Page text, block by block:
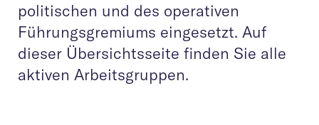
politischen und des operativen
Führungsgremiums eingesetzt. Auf
dieser Übersichtsseite finden Sie alle
aktiven Arbeitsgruppen.